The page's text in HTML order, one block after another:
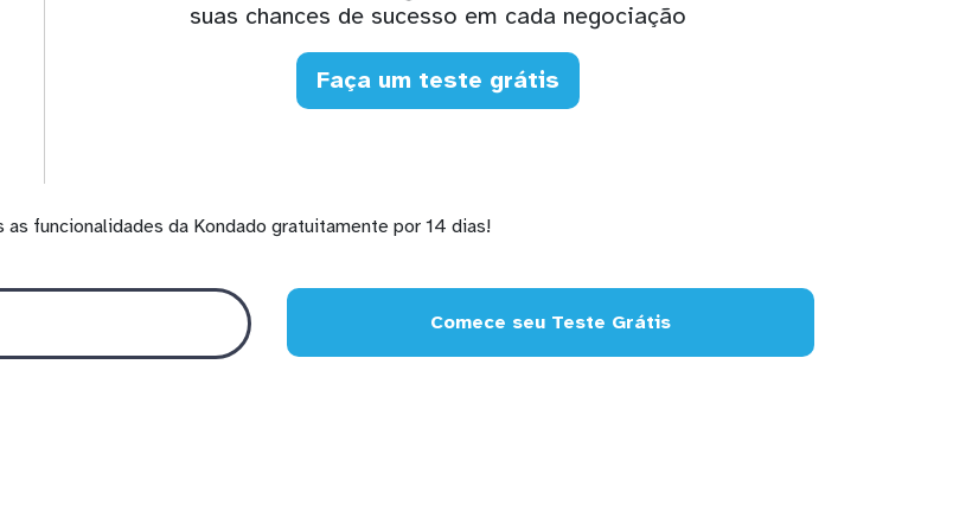
suas chances de sucesso em cada negociação
Faça um teste grátis
as funcionalidades da Kondado gratuitamente por 14 dias!
Comece seu Teste Grátis